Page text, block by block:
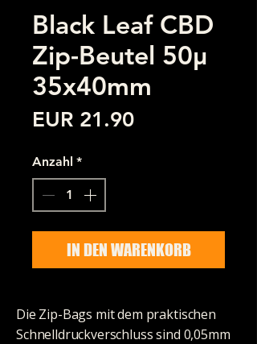
Black Leaf CBD
Zip-Beutel 50µ
35x40mm
EUR 21.90Preis
Anzahl *
IN DEN WARENKORB
Die Zip-Bags mit dem praktischen
Schnelldruckverschluss sind 0,05mm